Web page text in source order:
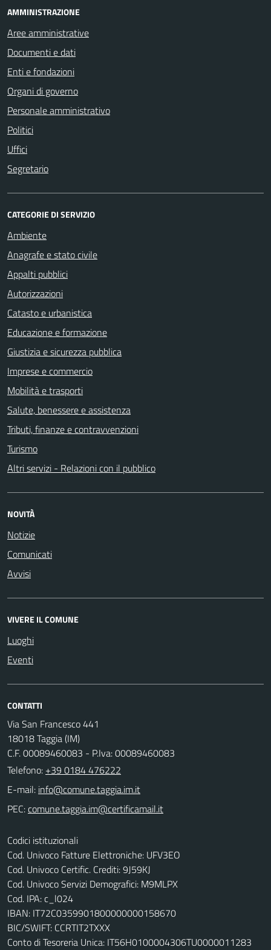
AMMINISTRAZIONE
Aree amministrative
Documenti e dati
Enti e fondazioni
Organi di governo
Personale amministrativo
Politici
Uffici
Segretario
CATEGORIE DI SERVIZIO
Ambiente
Anagrafe e stato civile
Appalti pubblici
Autorizzazioni
Catasto e urbanistica
Educazione e formazione
Giustizia e sicurezza pubblica
Imprese e commercio
Mobilità e trasporti
Salute, benessere e assistenza
Tributi, finanze e contravvenzioni
Turismo
Altri servizi - Relazioni con il pubblico
NOVITÀ
Notizie
Comunicati
Avvisi
VIVERE IL COMUNE
Luoghi
Eventi
CONTATTI
Via San Francesco 441
18018 Taggia (IM)
C.F. 00089460083 - P.Iva: 00089460083
Telefono: +39 0184 476222
E-mail:
PEC:
Codici istituzionali
Cod. Univoco Fatture Elettroniche: UFV3EO
Cod. Univoco Certific. Crediti: 9J59KJ
Cod. Univoco Servizi Demografici: M9MLPX
Cod. IPA: c_l024
IBAN: IT72C0359901800000000158670
BIC/SWIFT: CCRTIT2TXXX
Conto di Tesoreria Unica: IT56H0100004306TU0000011283